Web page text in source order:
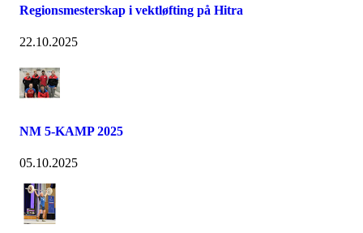
Regionsmesterskap i vektløfting på Hitra
22.10.2025
NM 5-KAMP 2025
05.10.2025